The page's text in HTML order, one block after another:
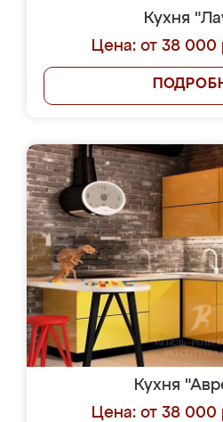
Кухня
Цена: от 38 000
Кухня
Цена: от 38 000